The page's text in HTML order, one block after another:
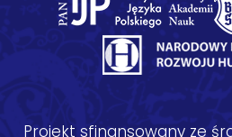
Projekt sfinansowany ze